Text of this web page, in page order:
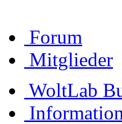
Forum
Mitglieder
WoltLab